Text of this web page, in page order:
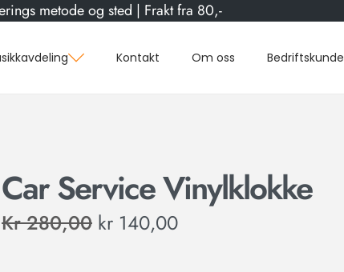
metode og sted | Frakt fra 80,-
Kontakt Om oss Bedriftskunde
Car Service Vinylklokke
Kr280,00 kr 140,00